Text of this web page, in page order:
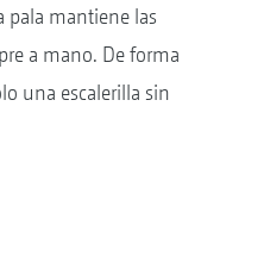
pala mantiene las
a mano. De forma
una escalerilla sin